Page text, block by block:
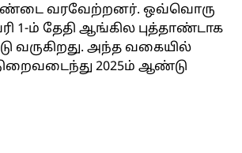
ஆண்டை வரவேற்றனர். ஒவ்வொரு
1-ம் தேதி ஆங்கில புத்தாண்டாக
வருகிறது. அந்த வகையில்
2025ம் ஆண்டு